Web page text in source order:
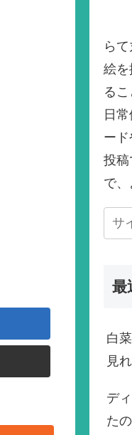
らて
絵を
る
日
ー
投稿
で、
最
白
見
デ
た